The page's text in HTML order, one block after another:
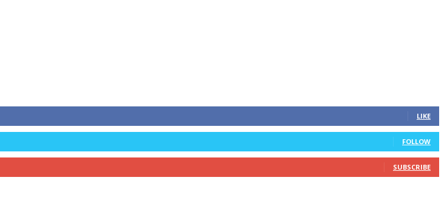
LIKE
FOLLOW
SUBSCRIBE